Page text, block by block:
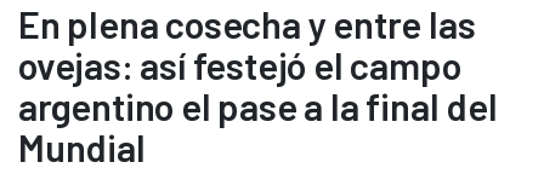
En plena cosecha y entre las
ovejas: así festejó el campo
argentino el pase a la final del
Mundial